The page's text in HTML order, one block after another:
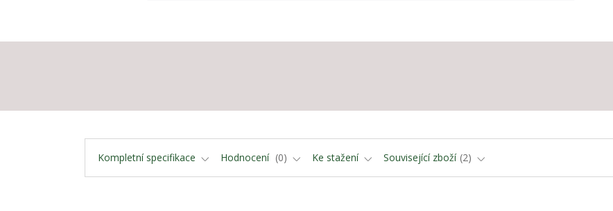
Kompletní specifikace Hodnocení 0 Ke stažení Související zboží 2